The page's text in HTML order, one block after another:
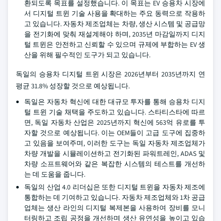
환되도록 목표를 설정했습니다. 이 목표는 EV 승용차 시장에
서 디지털 트윈 기술 사용을 확대하는 주요 동력으로 작용하
고 있습니다. 자동차 제조업체는 차량, 생산 시스템 및 공급망
을 전기화에 맞춰 재설계해야 하며, 2035년 마감일까지 디지
털 트윈은 안전하고 신뢰할 수 있으며 규제에 부합하는 EV 생
산을 위해 필수적인 도구가 되고 있습니다.
독일의 승용차 디지털 트윈 시장은 2026년부터 2035년까지 연
평균 31.8% 성장할 것으로 예상됩니다.
독일은 자동차 혁신에 대한 대규모 투자를 통해 승용차 디지
털 트윈 기술 채택을 주도하고 있습니다. 스타티스타에 따르
면, 독일 자동차 산업은 2025년까지 혁신에 563억 유로를 투
자할 것으로 예상됩니다. 이는 OEM들이 고급 도구에 집중하
고 있음을 보여주며, 이러한 도구는 독일 자동차 제조업체가
차량 개발을 시뮬레이션하고 전기화된 파워트레인, ADAS 및
차량 소프트웨어와 같은 복잡한 시스템의 테스트를 개선하
는 데 도움을 줍니다.
독일의 산업 4.0 리더십은 또한 디지털 트윈을 자동차 제조에
통합하는 데 기여하고 있습니다. 자동차 제조업체와 1차 공급
업체는 생산 라인의 디지털 복제본을 사용하여 장비를 모니
터링하고 조립 공정을 개선하며 생산 유연성을 높이고 있습